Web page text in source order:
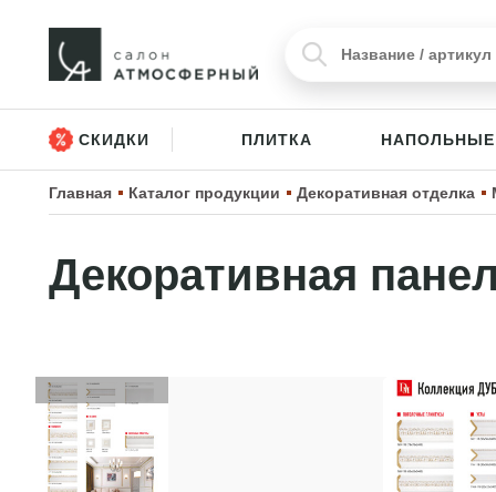
СКИДКИ ПЛИТКА
Главная Каталог продукции Декоративная отделка
Декоративная